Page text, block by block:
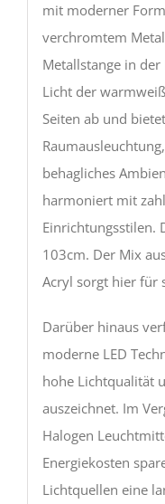
mit moderner
verchromtem
Metallstange in
Licht der
Seiten ab und
behagliches
harmoniert mit
Einrichtungsstilen.
103cm. Der Mix
Acryl sorgt hier für
Darüber hinaus
moderne LED
hohe Lichtqualität
auszeichnet. Im
Halogen
Energiekosten
Lichtquellen eine